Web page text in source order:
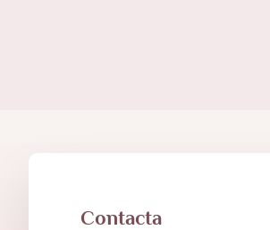
Contacta